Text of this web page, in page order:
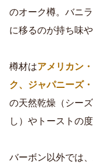
のオーク樽。バニ
に移るのが持ち味や
樽材はアメリカン
ク、ジャパニーズ
の天然乾燥（シー
し）やトーストの
バーボン以外では